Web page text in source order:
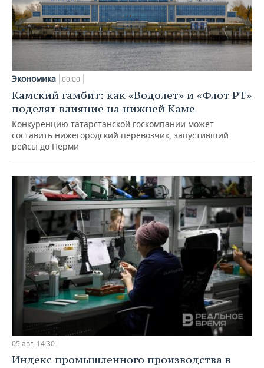
Экономика 00:00
Камский гамбит: как «Водолет» и «Флот РТ»
поделят влияние на нижней Каме
Конкуренцию татарстанской госкомпании может
составить нижегородский перевозчик, запустивший
рейсы до Перми
05 авг, 14:30
Индекс промышленного производства в